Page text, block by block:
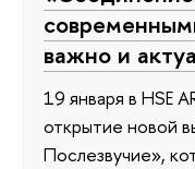
важно и
19 января в HSE
открытие новой
Послезвучие»,